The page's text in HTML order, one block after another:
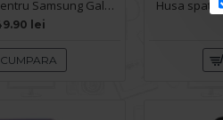
Husa spate pentru Samsung Galaxy A34 5G- Catwalk Case Negru
lei
CUMPARA